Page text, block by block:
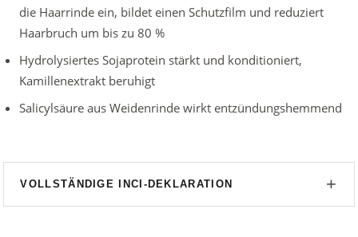
die Haarrinde ein, bildet einen Schutzfilm und reduziert
Haarbruch um bis zu 80 %
Hydrolysiertes Sojaprotein stärkt und konditioniert,
Kamillenextrakt beruhigt
Salicylsäure aus Weidenrinde wirkt entzündungshemmend
VOLLSTÄNDIGE INCI-DEKLARATION